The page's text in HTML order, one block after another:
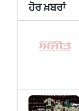
ਹੋਰ ਖ਼ਬਰਾਂ